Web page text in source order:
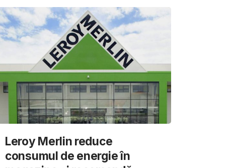
Leroy Merlin reduce
consumul de energie în